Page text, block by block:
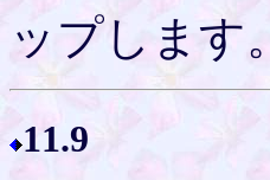
ップします。
11.9